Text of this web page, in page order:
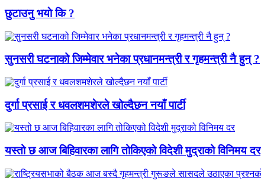
छुटाउनु भयाे कि ?
सुनसरी घटनाको जिम्मेवार भनेका प्रधानमन्त्री र गृहमन्त्री नै हुन् ?
दुर्गा प्रसाई र धवलशमशेरले खोल्दैछन नयाँ पार्टी
यस्तो छ आज बिहिवारका लागि तोकिएको विदेशी मुद्राको विनिमय दर